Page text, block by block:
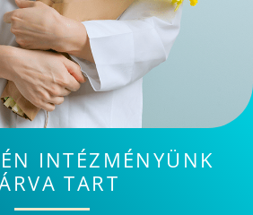
INTÉZMÉNYÜNK
TART